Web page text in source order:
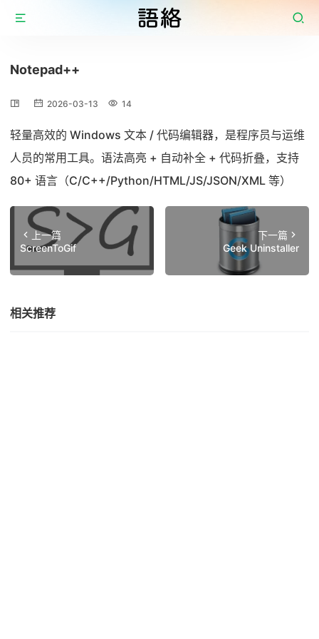
Notepad++
2026-03-13 14
轻量高效的 Windows 文本 / 代码编辑器，是程序员与运维
人员的常用工具。语法高亮 + 自动补全 + 代码折叠，支持
80+ 语言（C/C++/Python/HTML/JS/JSON/XML 等）
上一篇
ScreenToGif
下一篇
Geek Uninstaller
相关推荐